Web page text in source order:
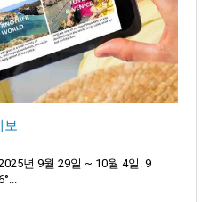
보
년 9월 29일 ~ 10월 4일. 9